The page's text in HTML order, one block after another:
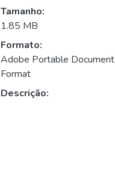
Tamanho:
1.85 MB
Formato:
Adobe Portable Document
Format
Descrição: